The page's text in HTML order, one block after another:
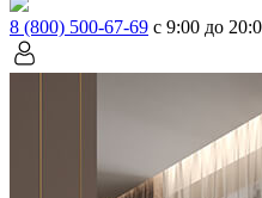
8 (800) 500-67-69 с 9:00 до